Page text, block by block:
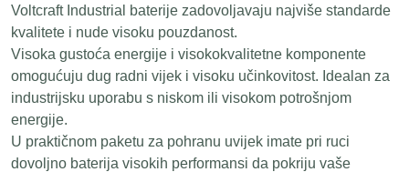
Voltcraft Industrial baterije zadovoljavaju najviše standarde
kvalitete i nude visoku pouzdanost.
Visoka gustoća energije i visokokvalitetne komponente
omogućuju dug radni vijek i visoku učinkovitost. Idealan za
industrijsku uporabu s niskom ili visokom potrošnjom
energije.
U praktičnom paketu za pohranu uvijek imate pri ruci
dovoljno baterija visokih performansi da pokriju vaše